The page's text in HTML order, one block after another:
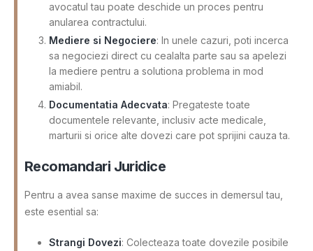
avocatul tau poate deschide un proces pentru
anularea contractului.
Mediere si Negociere: In unele cazuri, poti incerca
sa negociezi direct cu cealalta parte sau sa apelezi
la mediere pentru a solutiona problema in mod
amiabil.
Documentatia Adecvata: Pregateste toate
documentele relevante, inclusiv acte medicale,
marturii si orice alte dovezi care pot sprijini cauza ta.
Recomandari Juridice
Pentru a avea sanse maxime de succes in demersul tau,
este esential sa:
Strangi Dovezi: Colecteaza toate dovezile posibile